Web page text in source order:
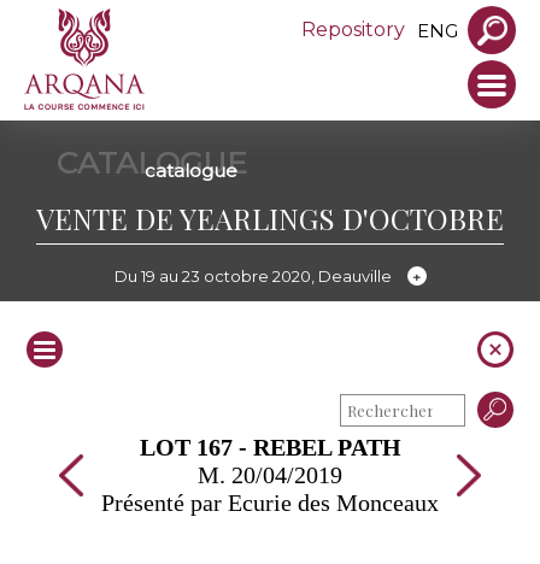
Repository ENG
CATALOGUE
catalogue
VENTE DE YEARLINGS D'OCTOBRE
Du 19 au 23 octobre 2020, Deauville
LOT 167 - REBEL PATH
M. 20/04/2019
Présenté par Ecurie des Monceaux